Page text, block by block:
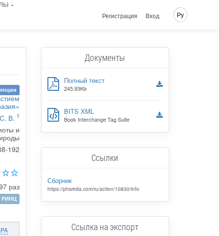
Регистрация Вход Ру
В. 1
и
192
раз
РИНЦ
Документы
Полный текст
245.93Kb
BITS XML
Book Interchange Tag Suite
Ссылки
Сборник
https://phsreda.com/ru/action/10830/info
Ссылка на экспорт